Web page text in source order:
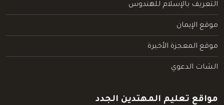
التعريف بالإسلام للهندوس
موقع الإيمان
موقع المعجزة الأخيرة
الشات الدعوي
مواقع تعليم المهتدين الجدد